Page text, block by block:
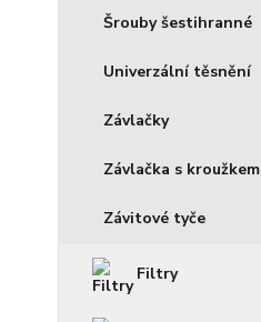
Šrouby šestihranné
Univerzální těsnění
Závlačky
Závlačka s kroužkem
Závitové tyče
Filtry